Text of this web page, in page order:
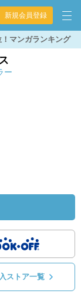
新規会員登録
マンガランキング
ー
ストア一覧